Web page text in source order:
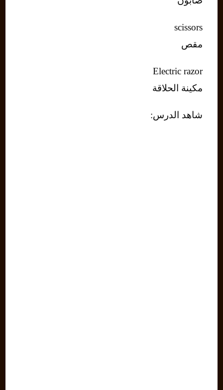
scissors
مقص
Electric razor
مكينة الحلاقة
شاهد الدرس: